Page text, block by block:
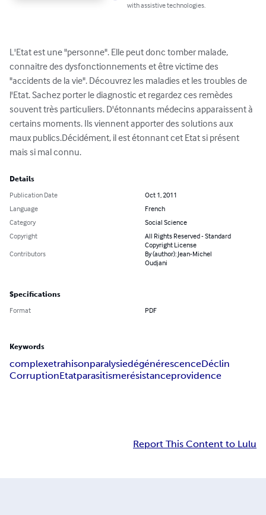
with assistive technologies.
L'Etat est une "personne". Elle peut donc tomber malade,
connaitre des dysfonctionnements et être victime des
"accidents de la vie". Découvrez les maladies et les troubles de
l'Etat. Sachez porter le diagnostic et regardez ces remèdes
souvent très particuliers. D'étonnants médecins apparaissent à
certains moments. Ils viennent apporter des solutions aux
maux publics.Décidément, il est étonnant cet Etat si présent
mais si mal connu.
Details
Publication Date
Oct 1, 2011
Language
French
Category
Social Science
Copyright
All Rights Reserved - Standard
Copyright License
Contributors
By (author): Jean-Michel
Oudjani
Specifications
Format PDF
Keywords
complexetrahisonparalysiedégénérescenceDéclin
CorruptionEtatparasitismerésistanceprovidence
Report This Content to Lulu